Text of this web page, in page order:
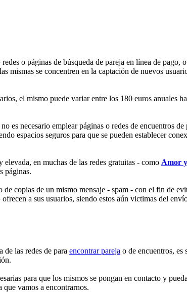
o páginas de búsqueda de pareja en línea de pago,
se concentren en la captación de nuevos
el mismo puede variar entre los 180 euros anuales
es necesario emplear páginas o redes de encuentros
espacios seguros para que se pueden establecer
en muchas de las redes gratuitas - como Amor
páginas.
copias de un mismo mensaje - spam - con el fin de
a sus usuarios, siendo estos aún victimas del
de las redes de para encontrar pareja o de encuentros, es
para que los mismos se pongan en contacto y
que vamos a encontrarnos.